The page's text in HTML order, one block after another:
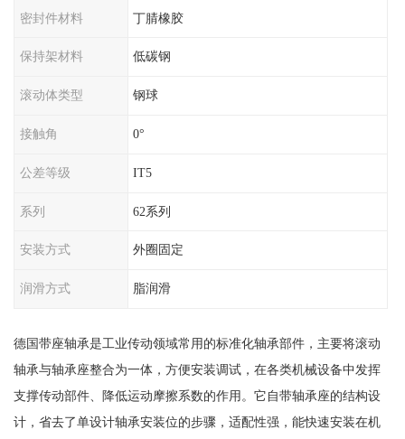
密封件材料 丁腈橡胶
保持架材料 低碳钢
滚动体类型 钢球
接触角 0°
公差等级 IT5
系列 62系列
安装方式 外圈固定
润滑方式 脂润滑
德国带座轴承是工业传动领域常用的标准化轴承部件，主要将滚动
轴承与轴承座整合为一体，方便安装调试，在各类机械设备中发挥
支撑传动部件、降低运动摩擦系数的作用。它自带轴承座的结构设
计，省去了单设计轴承安装位的步骤，适配性强，能快速安装在机